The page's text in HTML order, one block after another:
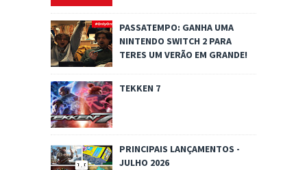
PASSATEMPO: GANHA UMA
NINTENDO SWITCH 2 PARA
TERES UM VERÃO EM GRANDE!
TEKKEN 7
PRINCIPAIS LANÇAMENTOS -
JULHO 2026